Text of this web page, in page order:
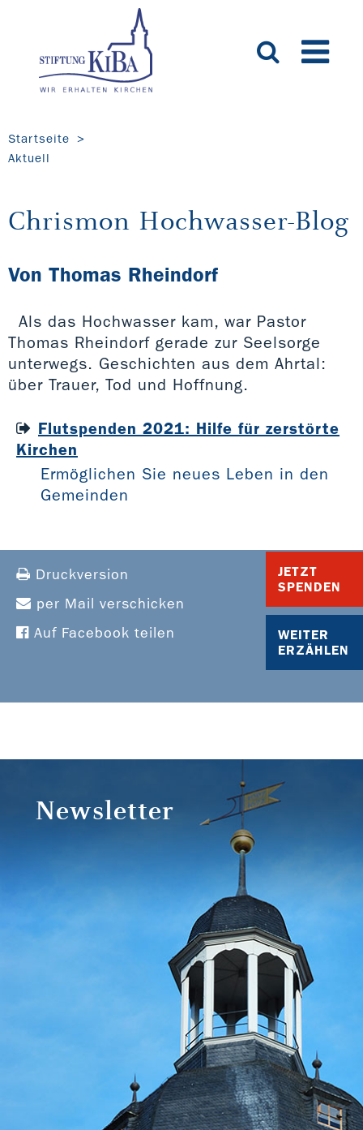
JETZT
SPENDEN
WEITER
ERZÄHLEN
Startseite
Aktuell
Chrismon Hochwasser-Blog
Von Thomas Rheindorf
Als das Hochwasser kam, war Pastor
Thomas Rheindorf gerade zur Seelsorge
unterwegs. Geschichten aus dem Ahrtal:
über Trauer, Tod und Hoffnung.
Flutspenden 2021: Hilfe für zerstörte
Kirchen
Ermöglichen Sie neues Leben in den
Gemeinden
Druckversion
per Mail verschicken
Auf Facebook teilen
Newsletter